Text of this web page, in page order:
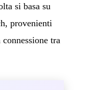
si basa su
provenienti
tra